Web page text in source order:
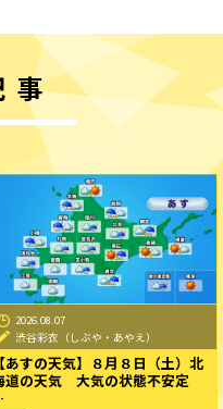
事
2026.08.07
渋谷彩衣（しぶや・あやえ）
【あすの天気】８月８日（土）北
道の天気 大気の状態不安定